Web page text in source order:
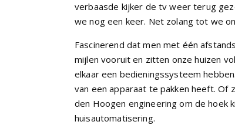
verbaasde kijker de tv weer terug
we nog een keer. Net zolang tot we
Fascinerend dat men met één
mijlen vooruit en zitten onze huizen
elkaar een bedieningssysteem
van een apparaat te pakken heeft. Of
den Hoogen engineering om de hoek
huisautomatisering.